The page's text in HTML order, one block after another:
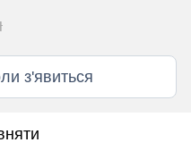
з'явиться